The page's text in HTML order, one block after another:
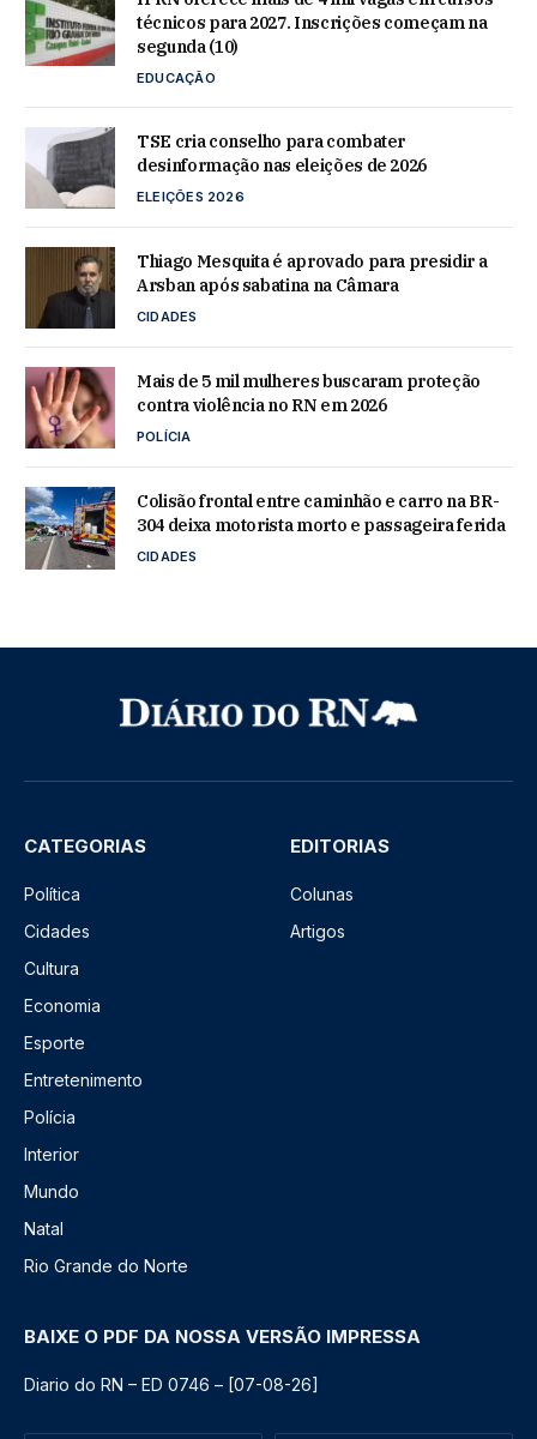
técnicos para 2027. Inscrições começam na
segunda (10)
EDUCAÇÃO
TSE cria conselho para combater
desinformação nas eleições de 2026
ELEIÇÕES 2026
Thiago Mesquita é aprovado para presidir a
Arsban após sabatina na Câmara
CIDADES
Mais de 5 mil mulheres buscaram proteção
contra violência no RN em 2026
POLÍCIA
Colisão frontal entre caminhão e carro na BR-
304 deixa motorista morto e passageira ferida
CIDADES
CATEGORIAS
Política
Cidades
Cultura
Economia
Esporte
Entretenimento
Polícia
Interior
Mundo
Natal
Rio Grande do Norte
EDITORIAS
Colunas
Artigos
BAIXE O PDF DA NOSSA VERSÃO IMPRESSA
Diario do RN – ED 0746 – [07-08-26]